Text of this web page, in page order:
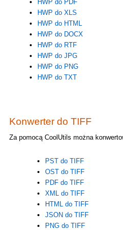
HWP do PDF
HWP do XLS
HWP do HTML
HWP do DOCX
HWP do RTF
HWP do JPG
HWP do PNG
HWP do TXT
Konwerter do TIFF
Za pomocą CoolUtils można
PST do TIFF
OST do TIFF
PDF do TIFF
XML do TIFF
HTML do TIFF
JSON do TIFF
PNG do TIFF